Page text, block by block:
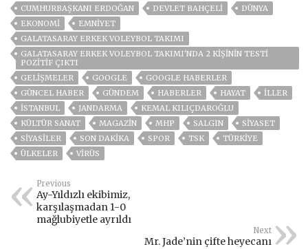
CUMHURBAŞKANI ERDOĞAN
DEVLET BAHÇELİ
DÜNYA
EKONOMİ
EMNİYET
GALATASARAY ERKEK VOLEYBOL TAKIMI
GALATASARAY ERKEK VOLEYBOL TAKIMI'NDA 2 KIŞININ TESTI
POZITIF ÇIKTI
GELIŞMELER
GOOGLE
GOOGLE HABERLER
GÜNCEL HABER
GÜNDEM HABERLER HAYAT
İLLER
ISTANBUL
JANDARMA
KEMAL KILIÇDAROĞLU
KÜLTÜR SANAT
MAGAZİN MHP SALGIN
SİYASET
SİYASİLER
SON DAKIKA SPOR TSK
TÜRKİYE
ÜLKELER
VIRÜS
Previous
Ay-Yıldızlı ekibimiz,
karşılaşmadan 1-0
mağlubiyetle ayrıldı
Next
Mr. Jade’nin çifte heyecanı